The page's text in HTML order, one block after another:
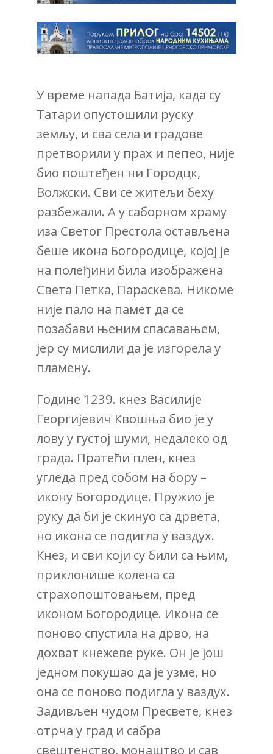
У време напада Батија, када су
Татари опустошили руску
земљу, и сва села и градове
претворили у прах и пепео, није
био поштеђен ни Городцк,
Волжски. Сви се житељи беху
разбежали. А у саборном храму
иза Светог Престола остављена
беше икона Богородице, којој је
на полеђини била изображена
Света Петка, Параскева. Никоме
није пало на памет да се
позабави њеним спасавањем,
јер су мислили да је изгорела у
пламену.
Године 1239. кнез Василије
Георгијевич Квошња био је у
лову у густој шуми, недалеко од
града. Пратећи плен, кнез
угледа пред собом на бору –
икону Богородице. Пружио је
руку да би је скинуо са дрвета,
но икона се подигла у ваздух.
Кнез, и сви који су били са њим,
приклонише колена са
страхопоштовањем, пред
иконом Богородице. Икона се
поново спустила на дрво, на
дохват кнежеве руке. Он је још
једном покушао да је узме, но
она се поново подигла у ваздух.
Задивљен чудом Пресвете, кнез
отрча у град и сабра
свештенство, монаштво и сав